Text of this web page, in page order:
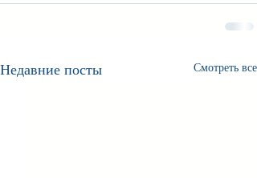
Недавние посты Смотреть все